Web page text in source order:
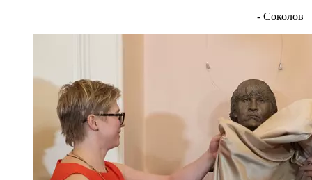
- Соколов